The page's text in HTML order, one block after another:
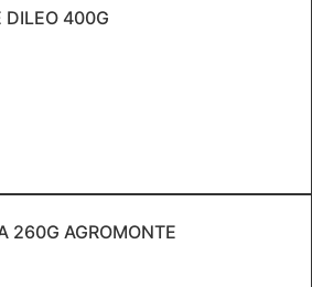
DILEO 400G
260G AGROMONTE